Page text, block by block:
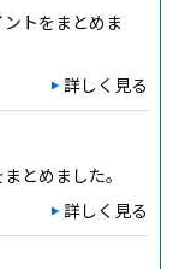
トをまとめま
詳しく見る
とめました。
詳しく見る